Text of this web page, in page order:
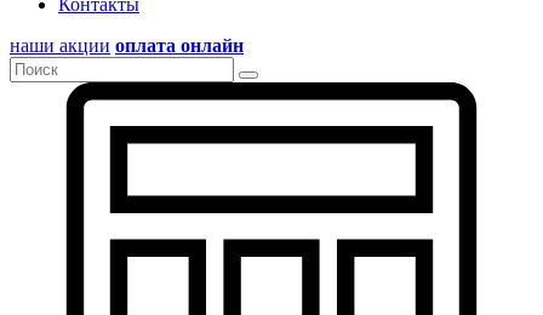
Контакты
наши акции оплата онлайн